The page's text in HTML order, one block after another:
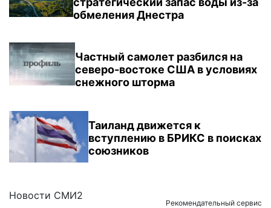
обмеления Днестра
Частный самолет разбился на
северо-востоке США в условиях
снежного шторма
Таиланд движется к
вступлению в БРИКС в поисках
союзников
Новости СМИ2
Рекомендательный сервис